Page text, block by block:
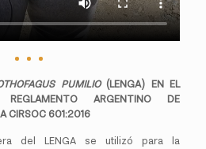
PUMILIO(LENGA) EN EL
ARGENTINO DE
CIRSOC 601:2016
del LENGA se utilizó para la